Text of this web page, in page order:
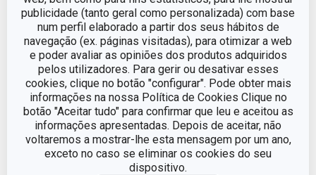
publicidade (tanto geral como personalizada) com base
num perfil elaborado a partir dos seus hábitos de
navegação (ex. páginas visitadas), para otimizar a web
e poder avaliar as opiniões dos produtos adquiridos
pelos utilizadores. Para gerir ou desativar esses
cookies, clique no botão "configurar". Pode obter mais
informações na nossa Política de Cookies Clique no
botão "Aceitar tudo" para confirmar que leu e aceitou as
informações apresentadas. Depois de aceitar, não
voltaremos a mostrar-lhe esta mensagem por um ano,
exceto no caso se eliminar os cookies do seu
dispositivo.
FRIGORÍFICO
Sim
ADEQUADO PARA
MICROONDAS
Sim
CATEGORIA
acessório para
servir
LINHA DE PRODUTO GUSTITO